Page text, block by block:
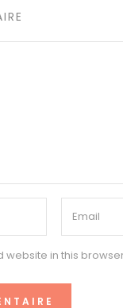
website in this